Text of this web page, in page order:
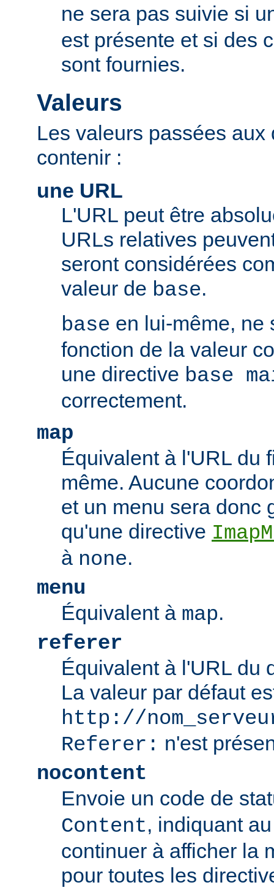
ne sera pas suivie si
est présente et si des
sont fournies.
Valeurs
Les valeurs passées
contenir :
une URL
L'URL peut être
URLs relatives
seront considérées
valeur de base.
base en lui-même, ne
fonction de la valeur
une directive base
correctement.
map
Équivalent à l'URL du
même. Aucune
et un menu sera donc
qu'une directive
à none.
menu
Équivalent à map.
referer
Équivalent à l'URL du
La valeur par défaut
http://
Referer: n'est
nocontent
Envoie un code de
Content, indiquant
continuer à afficher la
pour toutes les